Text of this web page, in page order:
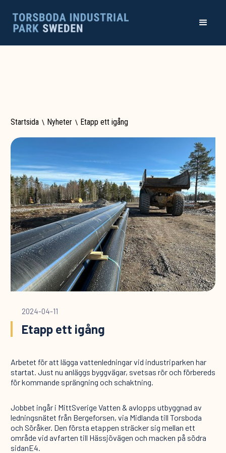
Startsida \ Nyheter \ Etapp ett igång
2024-04-11
Etapp ett igång
Arbetet för att lägga vattenledningar vid industriparken har
startat. Just nu anläggs byggvägar, svetsas rör och förbereds
för kommande sprängning och schaktning.
Jobbet ingår i MittSverige Vatten & avlopps utbyggnad av
ledningsnätet från Bergeforsen, via Midlanda till Torsboda
och Söråker. Den första etappen sträcker sig mellan ett
område vid avfarten till Hässjövägen och macken på södra
sidanE4.